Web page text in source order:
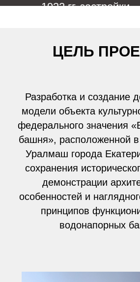
ЦЕЛЬ
Разработка и создание
модели объекта
федерального значения
башня», расположенной
Уралмаш города
сохранения
демонстрации
особенностей и
принципов
водонапорных